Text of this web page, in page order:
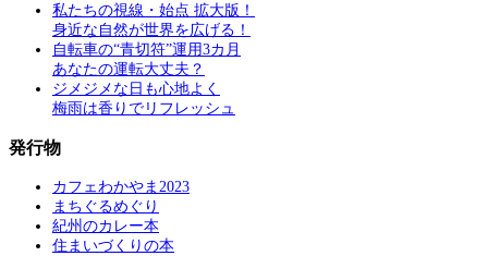
私たちの視線・始点 拡大版！
身近な自然が世界を広げる！
自転車の“青切符”運用3カ月
あなたの運転大丈夫？
ジメジメな日も心地よく
梅雨は香りでリフレッシュ
発行物
カフェわかやま2023
まちぐるめぐり
紀州のカレー本
住まいづくりの本